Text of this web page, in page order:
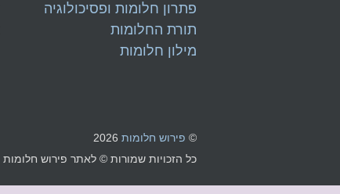
פתרון חלומות ופסיכולוגיה
תורת החלומות
מילון חלומות
© פירוש חלומות
כל הזכויות שמורות © לאתר פירוש חלומות